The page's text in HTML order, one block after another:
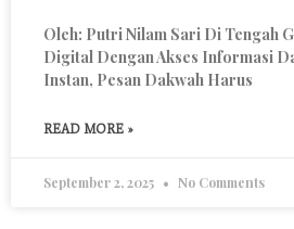
Oleh: Putri Nilam Sari Di Tengah
Digital Dengan Akses Informasi
Instan, Pesan Dakwah Harus
READ MORE »
September 2, 2025 No Comments